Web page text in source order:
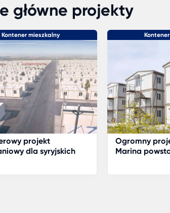
główne projekty
Kontener mieszkalny
projekt
dla syryjskich
Ogromny
Marina